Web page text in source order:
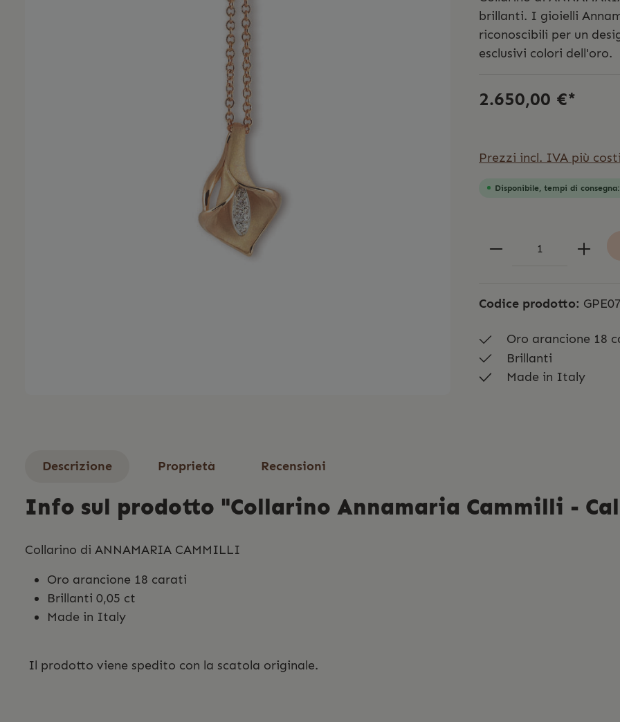
brillanti. I gioielli
riconoscibili per un
esclusivi colori dell'oro.
2.650,00 €*
Prezzi incl. IVA più
Disponibile, tempi di
Codice prodotto:
Oro arancione 18
Brillanti
Made in Italy
Descrizione Proprietà Recensioni
Info sul prodotto "Collarino Annamaria Cammilli -
Collarino di ANNAMARIA CAMMILLI
Oro arancione 18 carati
Brillanti 0,05 ct
Made in Italy
Il prodotto viene spedito con la scatola originale.